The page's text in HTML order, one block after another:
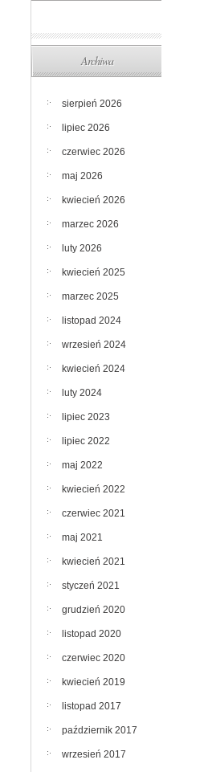
Archiwa
sierpień 2026
lipiec 2026
czerwiec 2026
maj 2026
kwiecień 2026
marzec 2026
luty 2026
kwiecień 2025
marzec 2025
listopad 2024
wrzesień 2024
kwiecień 2024
luty 2024
lipiec 2023
lipiec 2022
maj 2022
kwiecień 2022
czerwiec 2021
maj 2021
kwiecień 2021
styczeń 2021
grudzień 2020
listopad 2020
czerwiec 2020
kwiecień 2019
listopad 2017
październik 2017
wrzesień 2017